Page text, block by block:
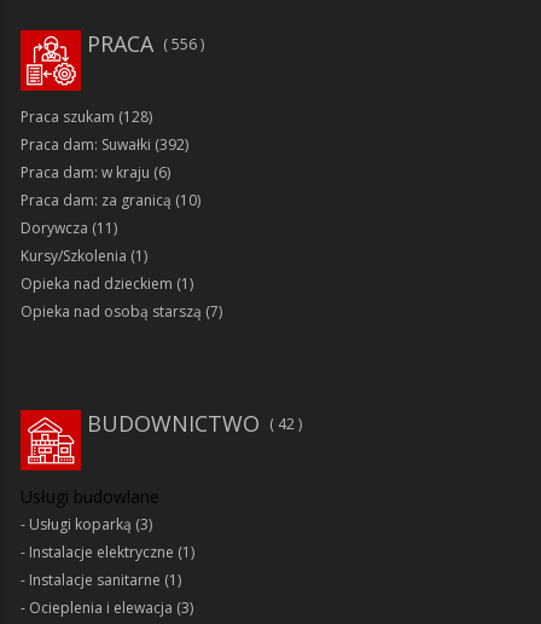
PRACA 556
Praca szukam (128)
Praca dam: Suwałki (392)
Praca dam: w kraju (6)
Praca dam: za granicą (10)
Dorywcza (11)
Kursy/Szkolenia (1)
Opieka nad dzieckiem (1)
Opieka nad osobą starszą (7)
BUDOWNICTWO 42
Usługi budowlane
Usługi koparką (3)
Instalacje elektryczne (1)
Instalacje sanitarne (1)
Ocieplenia i elewacja (3)